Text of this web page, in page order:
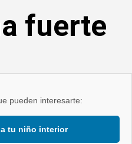
fuerte
pueden interesarte:
tu niño interior